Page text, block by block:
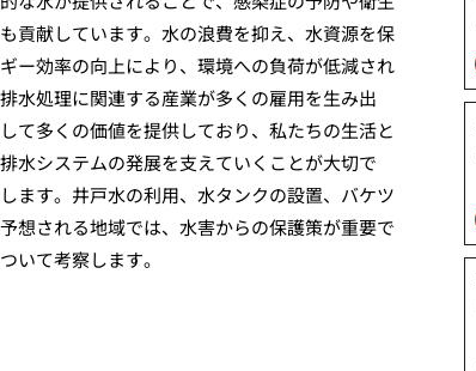
貢献しています。水の浪費を抑え、水資源を保
ー効率の向上により、環境への負荷が低減され
水処理に関連する産業が多くの雇用を生み出
て多くの価値を提供しており、私たちの生活と
水システムの発展を支えていくことが大切で
ます。井戸水の利用、水タンクの設置、バケツ
想される地域では、水害からの保護策が重要で
いて考察します。